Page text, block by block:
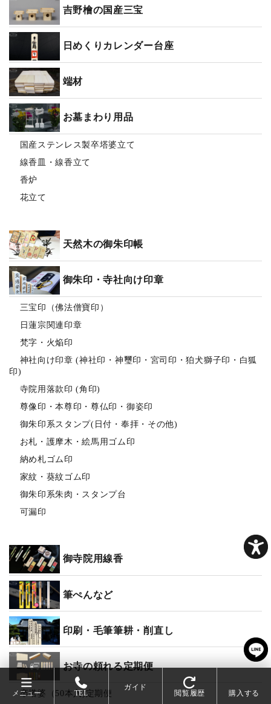
吉野檜の国産三宝
日めくりカレンダー台座
端材
お墓まわり用品
国産ステンレス製卒塔婆立て
線香皿・線香立て
香炉
花立て
天然木の御朱印帳
御朱印・寺社向け印章
三宝印（佛法僧寶印）
日蓮宗関連印章
梵字・火焔印
神社向け印章 (神社印・神璽印・宮司印・狛犬獅子印・白狐
印)
寺院用落款印 (角印)
尊像印・本尊印・尊仏印・御姿印
御朱印系スタンプ(日付・奉拝・その他)
お札・護摩木・絵馬用ゴム印
納め札ゴム印
家紋・葵紋ゴム印
御朱印系朱肉・スタンプ台
可漏印
御寺院用線香
筆ぺんなど
印刷・毛筆筆耕・削直し
お寺の頼れる定期便
卒塔婆（50本入)定期便
メニュー TEL
ガイド
閲覧履歴 購入する